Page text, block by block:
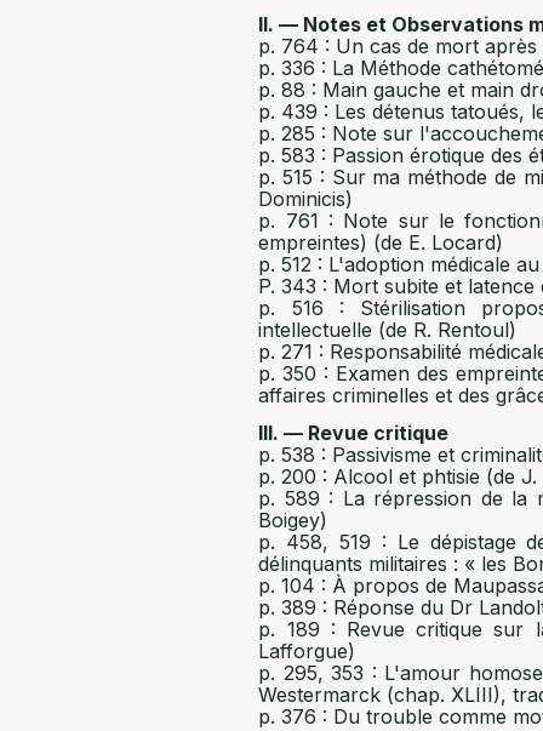
II. — Notes et Observations
p. 764 : Un cas de mort
p. 336 : La Méthode
p. 88 : Main gauche et main
p. 439 : Les détenus tatoués,
p. 285 : Note sur
p. 583 : Passion érotique des
p. 515 : Sur ma méthode de
Dominicis)
p. 761 : Note sur le
empreintes) (de E. Locard)
p. 512 : L'adoption médicale
P. 343 : Mort subite et
p. 516 : Stérilisation
intellectuelle (de R. Rentoul)
p. 271 : Responsabilité
p. 350 : Examen des
affaires criminelles et des
III. — Revue critique
p. 538 : Passivisme et
p. 200 : Alcool et phtisie (de
p. 589 : La répression de la
Boigey)
p. 458, 519 : Le dépistage
délinquants militaires : « les
p. 104 : À propos de
p. 389 : Réponse du Dr
p. 189 : Revue critique sur
Lafforgue)
p. 295, 353 : L'amour
Westermarck (chap. XLIII),
p. 376 : Du trouble comme